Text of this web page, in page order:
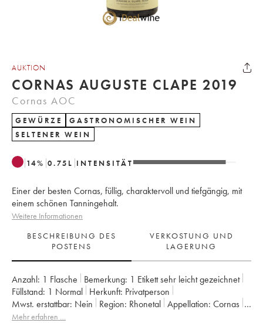
AUKTION
CORNAS AUGUSTE CLAPE 2019
Cornas AOC
GEWÜRZE
GASTRONOMISCHER WEIN
SELTENER WEIN
14% 0.75 L INTENSITÄT
Einer der besten Cornas, füllig, charaktervoll und tiefgängig, mit
einem schönen Tanningehalt.
Weitere Informationen
BESCHREIBUNG DES
POSTENS
VERKOSTUNG UND
LAGERUNG
Anzahl: 1 Flasche Bemerkung: 1 Etikett sehr leicht gezeichnet
Füllstand: 1 Normal Herkunft:
privatperson
Mwst. erstattbar:
nein Region: Rhonetal Appellation:
Cornas
Eigentümer:
Auguste Clape
Mehr erfahren …